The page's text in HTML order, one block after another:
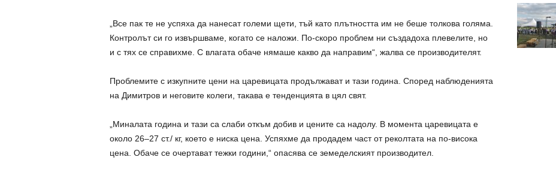
„Все пак те не успяха да нанесат големи щети, тъй като плътността им не беше толкова голяма.
Контролът си го извършваме, когато се наложи. По-скоро проблем ни създадоха плевелите, но
и с тях се справихме. С влагата обаче нямаше какво да направим“, жалва се производителят.
Проблемите с изкупните цени на царевицата продължават и тази година. Според наблюденията
на Димитров и неговите колеги, такава е тенденцията в цял свят.
„Миналата година и тази са слаби откъм добив и цените са надолу. В момента царевицата е
около 26–27 ст./ кг, което е ниска цена. Успяхме да продадем част от реколтата на по-висока
цена. Обаче се очертават тежки години,“ опасява се земеделският производител.